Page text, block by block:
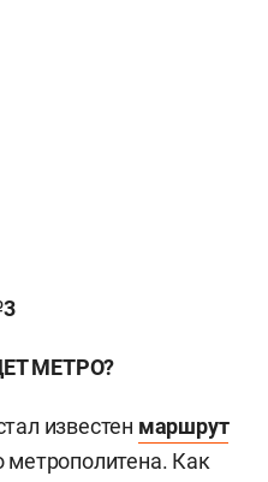
МЕТРО?
известен маршрут
метрополитена. Как